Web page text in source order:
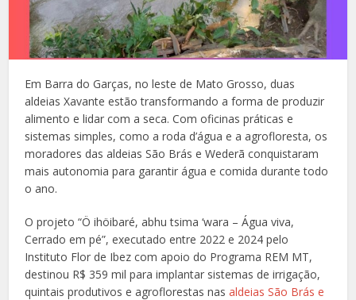
Em Barra do Garças, no leste de Mato Grosso, duas
aldeias Xavante estão transformando a forma de produzir
alimento e lidar com a seca. Com oficinas práticas e
sistemas simples, como a roda d’água e a agrofloresta, os
moradores das aldeias São Brás e Wederã conquistaram
mais autonomia para garantir água e comida durante todo
o ano.
O projeto “Ö ihöibaré, abhu tsima ‘wara – Água viva,
Cerrado em pé”, executado entre 2022 e 2024 pelo
Instituto Flor de Ibez com apoio do Programa REM MT,
destinou R$ 359 mil para implantar sistemas de irrigação,
quintais produtivos e agroflorestas nasaldeias São Brás e